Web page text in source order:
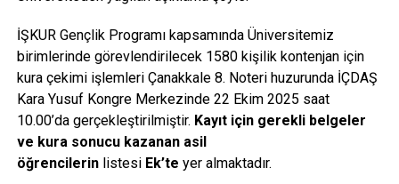
– Brüt asgari ücretin üçte biri (295 TL) ile asgari ücret
(886,5 TL) arasında ise o öğrenci aylık 35,4 TL sağlık primi
ödeyecek.
– Kişi başına düşen gelir asgari ücret ile asgari ücretin iki
katı (1.773 TL) arasında ise aylık 106,4 TL ödeyecek.
– Geliri asgari ücretin iki katından daha fazla ise aylık 213
İŞKUR Gençlik Programı kapsamında Üniversitemiz
birimlerinde görevlendirilecek 1580 kişilik kontenjan için
kura çekimi işlemleri Çanakkale 8. Noteri huzurunda İÇDAŞ
Kara Yusuf Kongre Merkezinde 22 Ekim 2025 saat
10.00’da gerçekleştirilmiştir. Kayıt için gerekli belgeler
ve kura sonucu kazanan asil
öğrencilerin listesi Ek’te yer almaktadır.